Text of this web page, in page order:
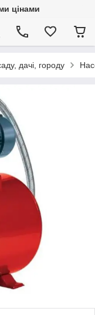
цінами
дачі, городу